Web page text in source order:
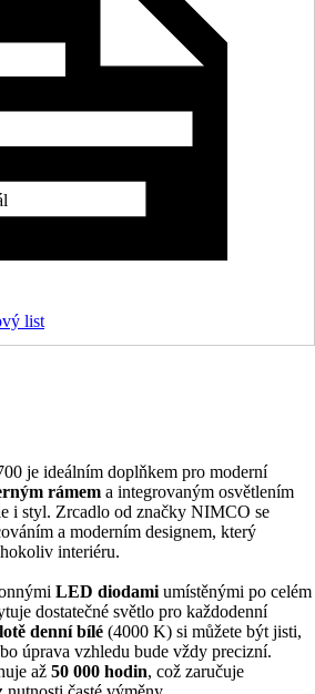
list
je ideálním doplňkem pro moderní
rámem a integrovaným osvětlením
i styl. Zrcadlo od značky NIMCO se
a moderním designem, který
interiéru.
LED diodami umístěnými po celém
dostatečné světlo pro každodenní
denní bílé (4000 K) si můžete být jisti,
úprava vzhledu bude vždy precizní.
až 50 000 hodin, což zaručuje